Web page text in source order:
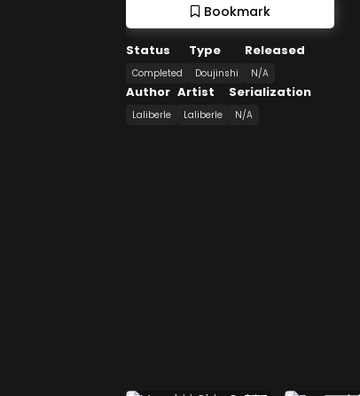
Bookmark
Status
Completed
Type
Doujinshi
Released
N/A
Author
Laliberle
Artist
Laliberle
Serialization
N/A